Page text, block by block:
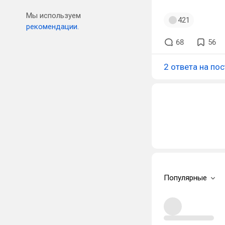
Мы используем
рекомендации.
421
68 56
2 ответа на
Популярные